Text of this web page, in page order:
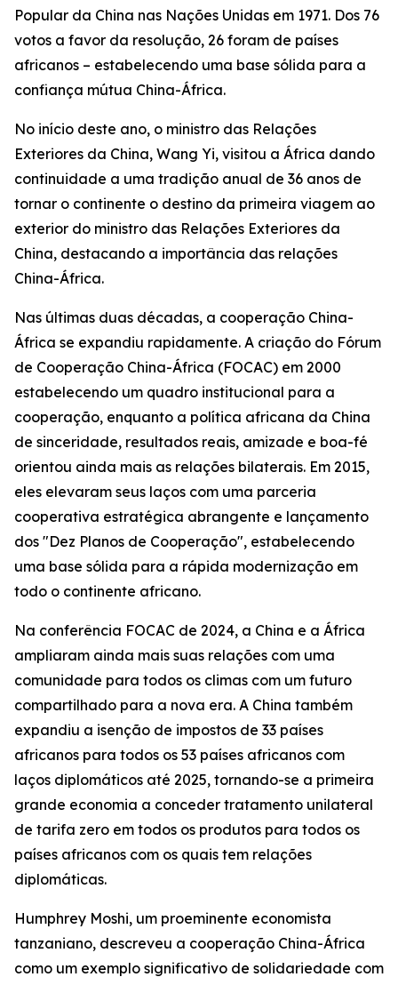
Popular da China nas Nações Unidas em 1971. Dos 76
votos a favor da resolução, 26 foram de países
africanos – estabelecendo uma base sólida para a
confiança mútua China-África.
No início deste ano, o ministro das Relações
Exteriores da China, Wang Yi, visitou a África dando
continuidade a uma tradição anual de 36 anos de
tornar o continente o destino da primeira viagem ao
exterior do ministro das Relações Exteriores da
China, destacando a importância das relações
China-África.
Nas últimas duas décadas, a cooperação China-
África se expandiu rapidamente. A criação do Fórum
de Cooperação China-África (FOCAC) em 2000
estabelecendo um quadro institucional para a
cooperação, enquanto a política africana da China
de sinceridade, resultados reais, amizade e boa-fé
orientou ainda mais as relações bilaterais. Em 2015,
eles elevaram seus laços com uma parceria
cooperativa estratégica abrangente e lançamento
dos "Dez Planos de Cooperação", estabelecendo
uma base sólida para a rápida modernização em
todo o continente africano.
Na conferência FOCAC de 2024, a China e a África
ampliaram ainda mais suas relações com uma
comunidade para todos os climas com um futuro
compartilhado para a nova era. A China também
expandiu a isenção de impostos de 33 países
africanos para todos os 53 países africanos com
laços diplomáticos até 2025, tornando-se a primeira
grande economia a conceder tratamento unilateral
de tarifa zero em todos os produtos para todos os
países africanos com os quais tem relações
diplomáticas.
Humphrey Moshi, um proeminente economista
tanzaniano, descreveu a cooperação China-África
como um exemplo significativo de solidariedade com